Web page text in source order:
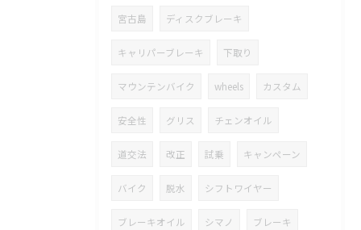
宮古島 ディスクブレーキ
キャリパーブレーキ 下取り
マウンテンバイク wheels カスタム
安全性 グリス チェンオイル
道交法 改正 試乗 キャンペーン
バイク 脱水 シフトワイヤー
ブレーキオイル シマノ ブレーキ